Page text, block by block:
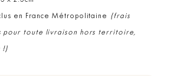
en France Métropolitaine (frais
pour toute livraison hors territoire,
!)